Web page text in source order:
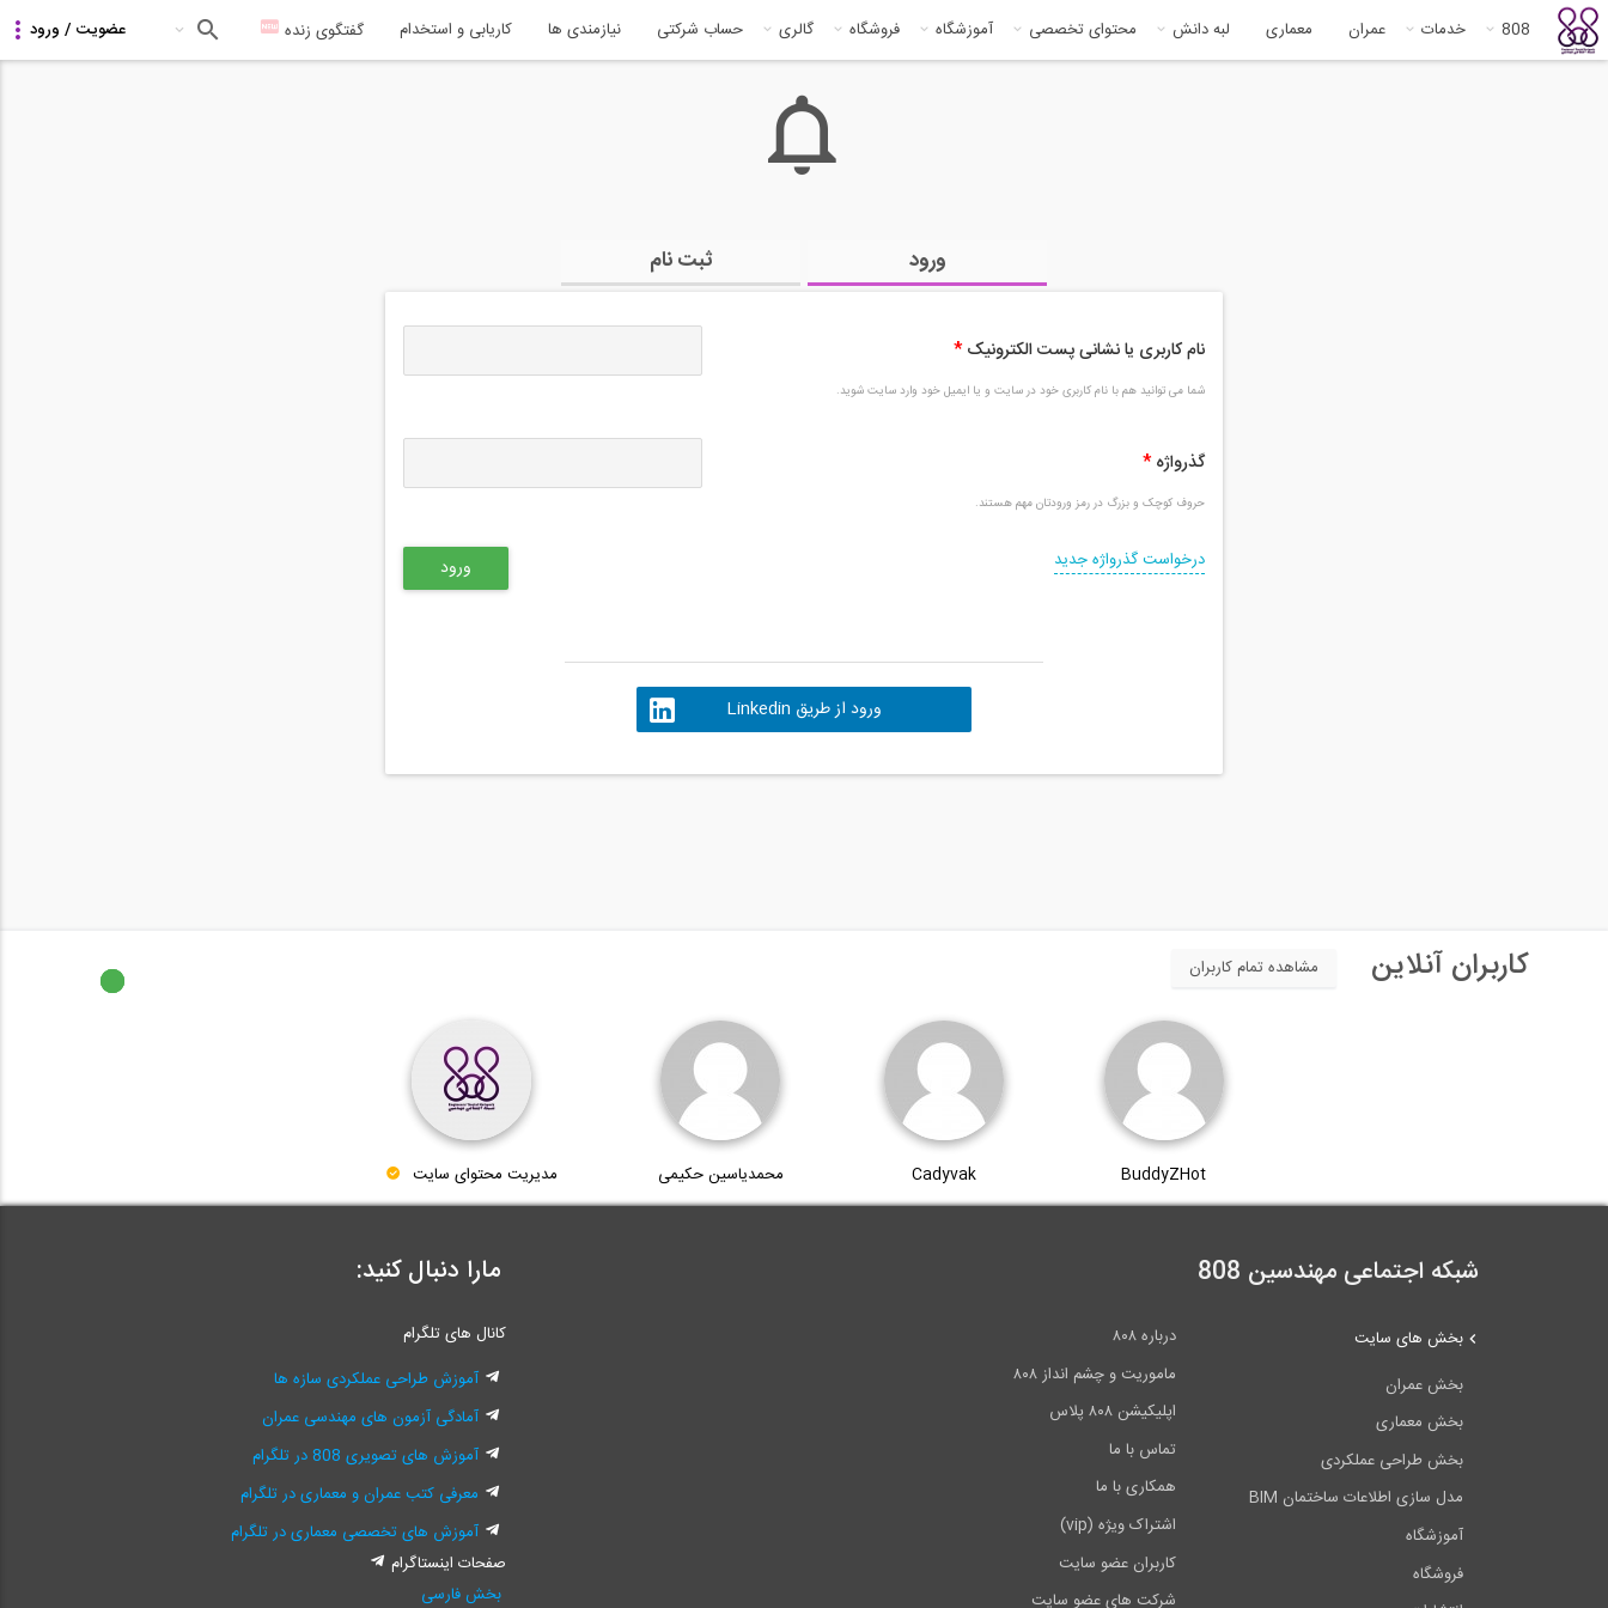
808 خدمات عمران معماری لبه دانش محتوای تخصصی آموزشگاه فروشگاه گالری حساب شرکتی نیازمندی ها کاریابی و استخدام گفتگوی زنده
ورود ثبت نام
نام کاربری یا نشانی پست الکترونیک *
شما می توانید هم با نام کاربری خود در سایت و یا ایمیل خود وارد سایت شوید.
گذرواژه *
حروف کوچک و بزرگ در رمز ورودتان مهم هستند.
درخواست گذرواژه جدید
ورود از طریق Linkedin
کاربران آنلاین مشاهده تمام کاربران
BuddyZHot
Cadyvak محمدیاسین حکیمی مدیریت محتوای سایت
شبکه اجتماعی مهندسین 808
درباره ۸۰۸
ماموریت و چشم انداز ۸۰۸
اپلیکیشن ۸۰۸ پلاس
تماس با ما
همکاری با ما
اشتراک ویژه (vip)
کاربران عضو سایت
شرکت های عضو سایت
بخش های سایت
بخش عمران
بخش معماری
بخش طراحی عملکردی
مدل سازی اطلاعات ساختمان BIM
آموزشگاه
فروشگاه
مارا دنبال کنید:
کانال های تلگرام
آموزش طراحی عملکردی سازه ها
آمادگی آزمون های مهندسی عمران
آموزش های تصویری 808 در تلگرام
معرفی کتب عمران و معماری در تلگرام
آموزش های تخصصی معماری در تلگرام
صفحات اینستاگرام
بخش فارسی